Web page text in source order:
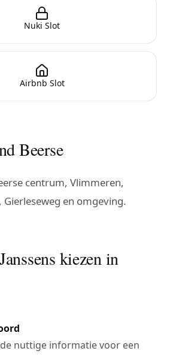
Nuki Slot
Airbnb Slot
Beerse
centrum, Vlimmeren,
en omgeving.
kiezen in
nuttige informatie voor een